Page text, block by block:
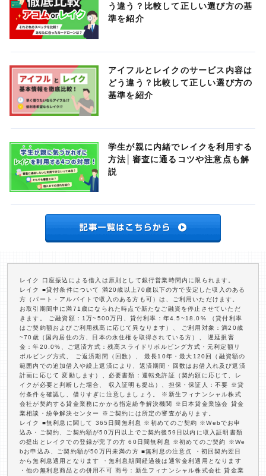
う違う？比較して正しい選び方の基
準を紹介
アイフルとレイクのサービス内容は
どう違う？比較して正しい選び方の
基準を紹介
学生が親に内緒でレイクを利用する
方法│審査に通るコツや注意点も解
説
レイク 口座振込による借入は原則として銀行営業時間内に限られます。
レイク ■貸付条件について 満20歳以上70歳以下の方で安定した収入のある
方（パート・アルバイトで収入のある方も可）は、ご利用いただけます。
お取引期間中に満71歳になられた時点で新たなご融資を停止させていただ
きます。 ご融資額：1万~500万円、貸付利率：年4.5~18.0% （貸付利率
はご契約額およびご利用残高に応じて異なります）、 ご利用対象：満20歳
~70歳（国内居住の方、日本の永住権を取得されている方）、 遅延損害
金：年20.0%、ご返済方式：残高スライドリボルビング方式・元利定額リ
ボルビング方式、 ご返済期間（回数）、 最長10年・最大120回（融資額の
範囲内での追加借入や繰上返済により、返済期間・回数はお借入れ及び返済
計画に応じて 変動します）、必要書類：運転免許証（契約額に応じて、レ
イクが必要と判断した場合、 収入証明も提出）、担保・保証人：不要 ※貸
付条件を確認し、借りすぎに注意しましょう。 ※新生フィナンシャル株式
会社が契約する貸金業務にかかる指定紛争解決機関 ※日本貸金業協会 貸金
業相談・紛争解決センター ※ご契約には所定の審査があります。
レイク ■無利息に関して 365日間無利息 ※初めてのご契約 ※Webでお申
込み・ご契約、ご契約額が50万円以上でご契約後59日以内に収入証明書類
の提出とレイクでの登録が完了の方 60日間無利息 ※初めてのご契約 ※We
bお申込み、ご契約額が50万円未満の方 ■無利息の注意点 ・初回契約翌日
から無利息適用となります ・無利息期間経過後は通常金利適用となります
・他の無利息商品との併用不可 商号：新生フィナンシャル株式会社 貸金業